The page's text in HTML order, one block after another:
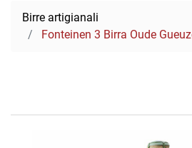
Birre artigianali
Fonteinen 3 Birra Oude